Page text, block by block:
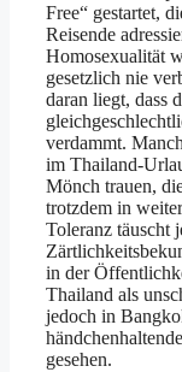
Free“ gestartet,
Reisende
Homosexualität
gesetzlich nie
daran liegt, dass
verdammt.
im Thailand-
Mönch trauen,
trotzdem in
Toleranz täuscht
in der
Thailand als
jedoch in
gesehen.